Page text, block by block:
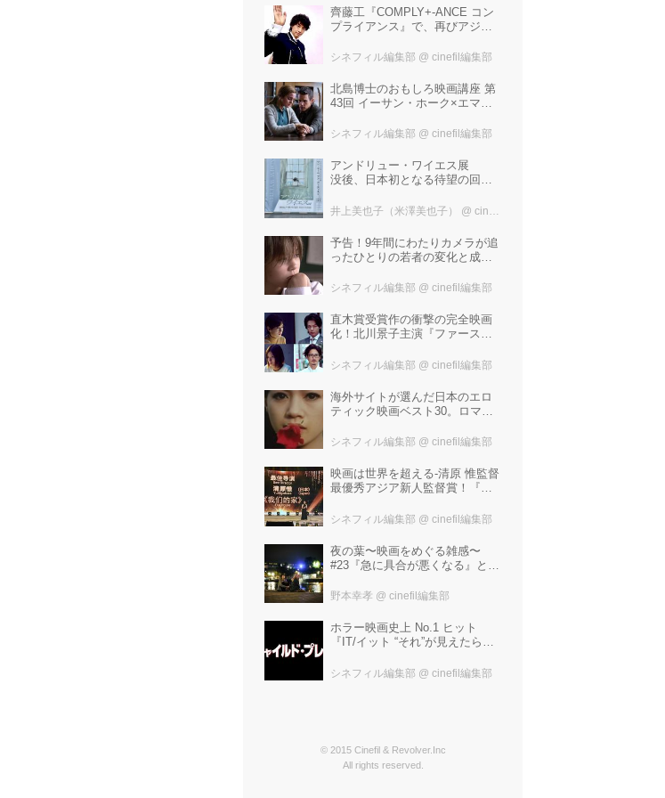
齊藤工『COMPLY+-ANCE コン
プライアンス』で、再びアジア
際映画祭"インターナショナル・
シネフィル編集部 @ cinefil編集部
北島博士のおもしろ映画講座 第
43回 イーサン・ホーク×エマ・
仕掛ける、実話に基づく衝撃の
ン』！
シネフィル編集部 @ cinefil編集部
アンドリュー・ワイエス展
没後、日本初となる待望の回顧
は？ 独自の精神世界を描く 豊
23日まで開催！
井上美也子（米澤美也子） @ cinefil編集部
予告！9年間にわたりカメラが追
ったひとりの若者の変化と成長
戻るとき 空と木の実の9年間』
シネフィル編集部 @ cinefil編集部
直木賞受賞作の衝撃の完全映画
化！北川景子主演『ファースト
化学反応」と絶賛した追加キャ
塚洋介！
シネフィル編集部 @ cinefil編集部
海外サイトが選んだ日本のエロ
ティック映画ベスト30。ロマン
ントから選ばれた、大島渚、塚
シネフィル編集部 @ cinefil編集部
映画は世界を超える-清原 惟監督
最優秀アジア新人監督賞！『わ
中国最大の映画祭「上海国際映
シネフィル編集部 @ cinefil編集部
夜の葉〜映画をめぐる雑感〜
#23『急に具合が悪くなる』と宮
が悪くなる』
野本幸孝 @ cinefil編集部
ホラー映画史上 No.1 ヒット
『IT/イット “それ”が見えたら、
残る“殺人人形”トラウマ映画『チ
シネフィル編集部 @ cinefil編集部
© 2015 Cinefil & Revolver.Inc
All rights reserved.